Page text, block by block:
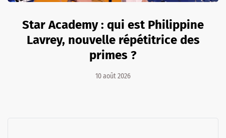
Star Academy : qui est Philippine
Lavrey, nouvelle répétitrice des
primes ?
10 août 2026